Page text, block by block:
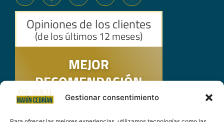
Gestionar consentimiento